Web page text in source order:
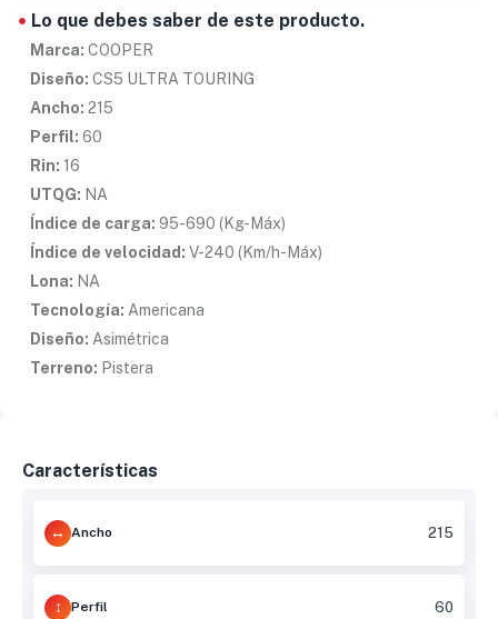
Lo que debes saber de este producto.
Marca: COOPER
Diseño: CS5 ULTRA TOURING
Ancho: 215
Perfil: 60
Rin: 16
UTQG: NA
Índice de carga: 95-690 (Kg-Máx)
Índice de velocidad: V-240 (Km/h-Máx)
Lona: NA
Tecnología: Americana
Diseño: Asimétrica
Terreno: Pistera
Características
Ancho 215
Perfil 60